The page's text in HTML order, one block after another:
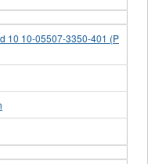
10 10-05507-3350-401 (P